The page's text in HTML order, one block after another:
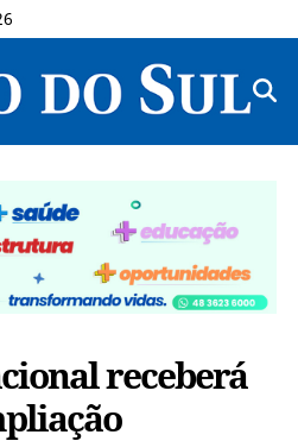
receberá